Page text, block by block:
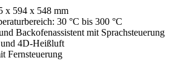
x 594 x 548 mm
30 °C bis 300 °C
Backofenassistent mit Sprachsteuerung
4D-Heißluft
Fernsteuerung